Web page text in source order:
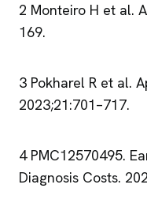
2 Monteiro H et al.
169.
3 Pokharel R et al.
2023;21:701–717.
4 PMC12570495.
Diagnosis Costs.